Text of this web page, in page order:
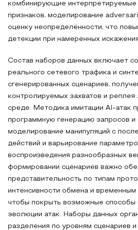
комбинирующие интерпретируемые
признаков, моделирование
оценку неопределённости, что
детекции при намеренных
Состав наборов данных включает
реального сетевого трафика и
сгенерированных сценариев,
контролируемых захватов и реплея
среде. Методика имитации AI-атак
программную генерацию запросов и
моделирование манипуляций с
действий и варьирование
воспроизведения разнообразных
формировании сценариев важно
представительность по типам
интенсивности обмена и временным
чтобы покрыть возможные способы
эволюции атак. Наборы данных
разделения по уровням сценариев